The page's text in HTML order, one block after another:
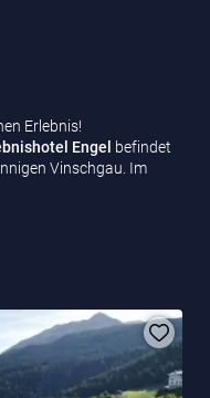
Erlebnis!
Engel befindet
Vinschgau. Im